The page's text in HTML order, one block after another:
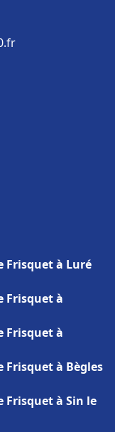
Frisquet à Luré
Frisquet à
Frisquet à
à Bègles
à Sin le